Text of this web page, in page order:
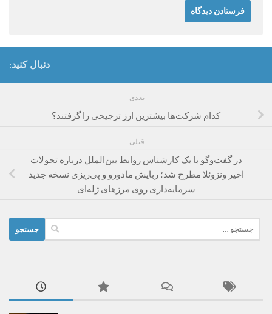
دنبال کنید:
بعدی
کدام شرکت‌ها بیشترین ارز ترجیحی را گرفتند؟
قبلی
در گفت‌وگو با یک کارشناس روابط بین‌الملل درباره تحولات
اخیر ونزوئلا مطرح شد؛ ربایش مادورو و پی‌ریزی نسخه جدید
سرمایه‌داری روی مرزهای ژله‌ای
برای: